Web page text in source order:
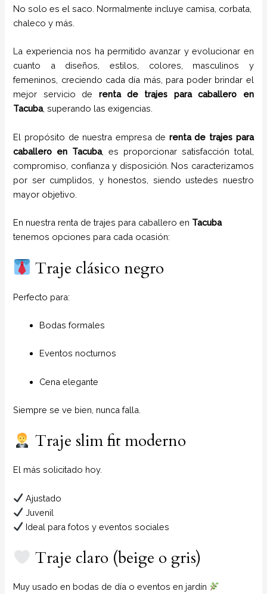
No solo es el saco. Normalmente incluye camisa, corbata,
chaleco y más.
La experiencia nos ha permitido avanzar y evolucionar en
cuanto a diseños, estilos, colores, masculinos y
femeninos, creciendo cada día más, para poder brindar el
mejor servicio de renta de trajes para caballero en
Tacuba, superando las exigencias.
El propósito de nuestra empresa de renta de trajes para
caballero en Tacuba, es proporcionar satisfacción total,
compromiso, confianza y disposición. Nos caracterizamos
por ser cumplidos, y honestos, siendo ustedes nuestro
mayor objetivo.
En nuestra renta de trajes para caballero en Tacuba
tenemos opciones para cada ocasión:
Traje clásico negro
Perfecto para:
Bodas formales
Eventos nocturnos
Cena elegante
Siempre se ve bien, nunca falla.
Traje slim fit moderno
El más solicitado hoy.
Ajustado
Juvenil
Ideal para fotos y eventos sociales
Traje claro (beige o gris)
Muy usado en bodas de día o eventos en jardín